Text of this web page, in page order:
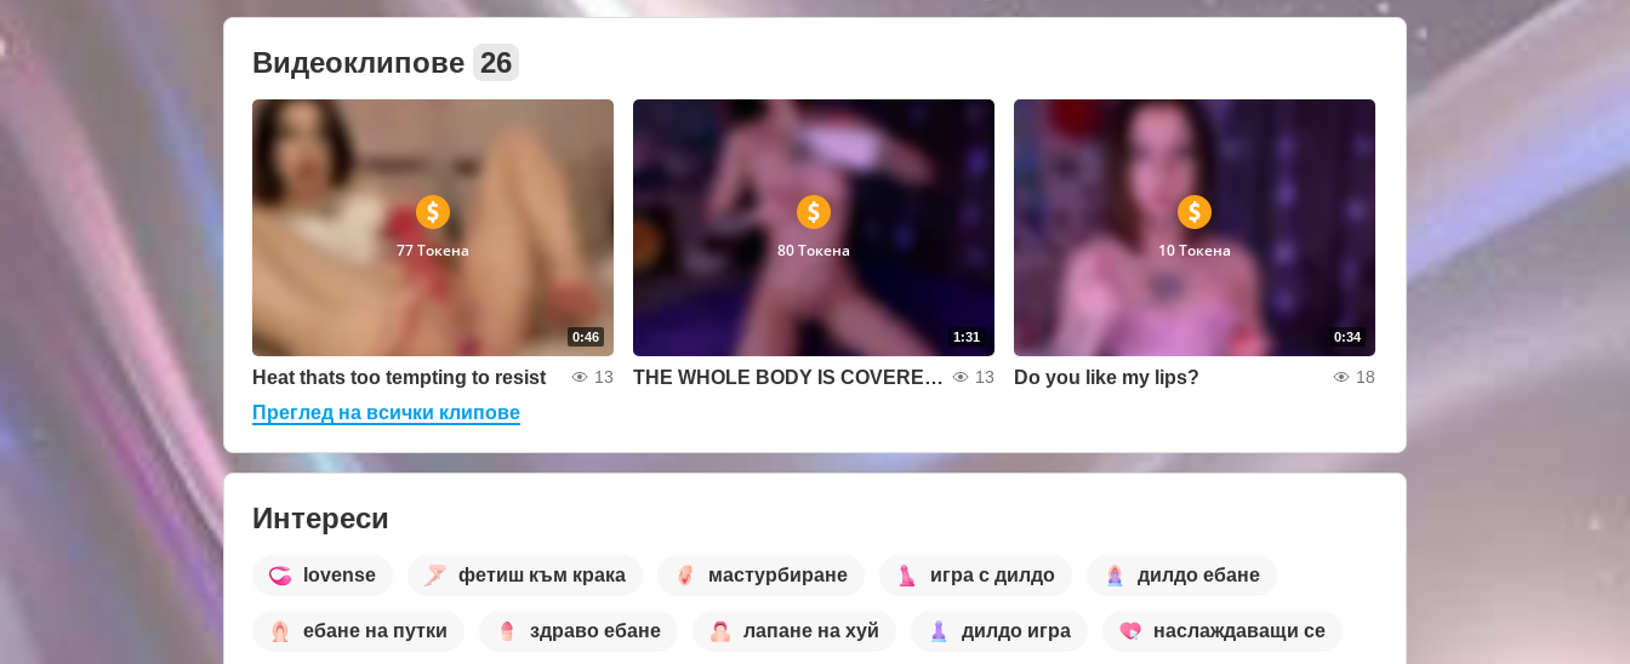
Видеоклипове 26
0:46
77 Токена
Heat thats too tempting to resist 13
1:31
80 Токена
THE WHOLE BODY IS COVERED IN CREAM 13
0:34
10 Токена
Do you like my lips? 18
Преглед на всички клипове
Интереси
lovense фетиш към крака мастурбиране игра с дилдо дилдо ебане
ебане на путки здраво ебане лапане на хуй дилдо игра наслаждаващи се